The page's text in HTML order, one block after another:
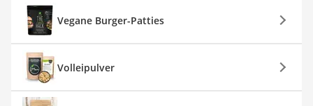
Vegane Burger-Patties
Volleipulver